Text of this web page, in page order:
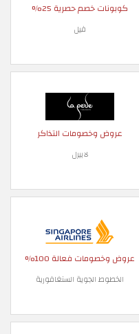
كوبونات خصم حصرية 25%
فيل
عروض وخصومات التذاكر
لابيرل
عروض وخصومات فعالة 100%
الخطوط الجوية السنغافورية